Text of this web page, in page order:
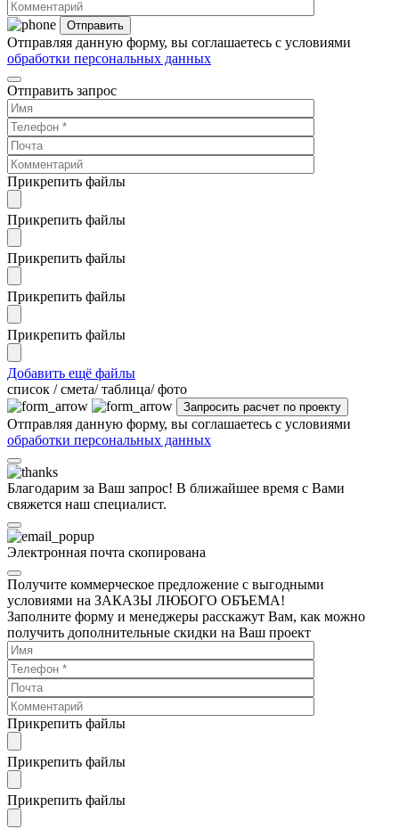
Отправляя данную форму, вы соглашаетесь с условиями
обработки персональных данных
Отправить запрос
Прикрепить файлы
Прикрепить файлы
Прикрепить файлы
Прикрепить файлы
Прикрепить файлы
Добавить ещё файлы
cписок / смета/ таблица/ фото
Отправляя данную форму, вы соглашаетесь с условиями
обработки персональных данных
Благодарим за Ваш запрос! В ближайшее время с Вами
свяжется наш специалист.
Электронная почта скопирована
Получите коммерческое предложение с выгодными
условиями на ЗАКАЗЫ ЛЮБОГО ОБЪЕМА!
Заполните форму и менеджеры расскажут Вам, как можно
получить дополнительные скидки на Ваш проект
Прикрепить файлы
Прикрепить файлы
Прикрепить файлы